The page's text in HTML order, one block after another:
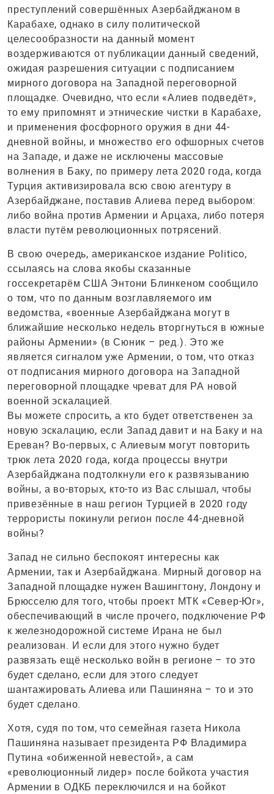
преступлений совершённых Азербайджаном в
Карабахе, однако в силу политической
целесообразности на данный момент
воздерживаются от публикации данный сведений,
ожидая разрешения ситуации с подписанием
мирного договора на Западной переговорной
площадке. Очевидно, что если «Алиев подведёт»,
то ему припомнят и этнические чистки в Карабахе,
и применения фосфорного оружия в дни 44-
дневной войны, и множество его офшорных счетов
на Западе, и даже не исключены массовые
волнения в Баку, по примеру лета 2020 года, когда
Турция активизировала всю свою агентуру в
Азербайджане, поставив Алиева перед выбором:
либо война против Армении и Арцаха, либо потеря
власти путём революционных потрясений.
В свою очередь, американское издание Pоlitico,
ссылаясь на слова якобы сказанные
госсекретарём США Энтони Блинкеном сообщило
о том, что по данным возглавляемого им
ведомства, «военные Азербайджана могут в
ближайшие несколько недель вторгнуться в южные
районы Армении» (в Сюник – ред.). Это же
является сигналом уже Армении, о том, что отказ
от подписания мирного договора на Западной
переговорной площадке чреват для РА новой
военной эскалацией.
Вы можете спросить, а кто будет ответственен за
новую эскалацию, если Запад давит и на Баку и на
Ереван? Во-первых, с Алиевым могут повторить
трюк лета 2020 года, когда процессы внутри
Азербайджана подтолкнули его к развязыванию
войны, а во-вторых, кто-то из Вас слышал, чтобы
привезённые в наш регион Турцией в 2020 году
террористы покинули регион после 44-дневной
войны?
Запад не сильно беспокоят интересны как
Армении, так и Азербайджана. Мирный договор на
Западной площадке нужен Вашингтону, Лондону и
Брюсселю для того, чтобы проект МТК «Север-Юг»,
обеспечивающий в числе прочего, подключение РФ
к железнодорожной системе Ирана не был
реализован. И если для этого нужно будет
развязать ещё несколько войн в регионе – то это
будет сделано, если для этого следует
шантажировать Алиева или Пашиняна – то и это
будет сделано.
Хотя, судя по том, что семейная газета Никола
Пашиняна называет президента РФ Владимира
Путина «обиженной невестой», а сам
«революционный лидер» после бойкота участия
Армении в ОДКБ переключился и на бойкот